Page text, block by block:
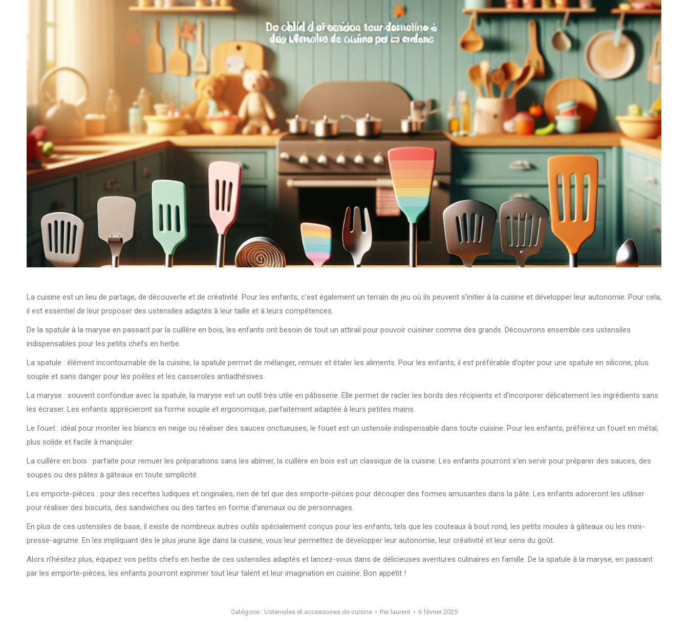
La cuisine est un lieu de partage, de découverte et de créativité. Pour les enfants, c’est également un terrain de jeu où ils peuvent s’initier à la cuisine et développer leur autonomie. Pour cela,
il est essentiel de leur proposer des ustensiles adaptés à leur taille et à leurs compétences.
De la spatule à la maryse en passant par la cuillère en bois, les enfants ont besoin de tout un attirail pour pouvoir cuisiner comme des grands. Découvrons ensemble ces ustensiles
indispensables pour les petits chefs en herbe.
La spatule : élément incontournable de la cuisine, la spatule permet de mélanger, remuer et étaler les aliments. Pour les enfants, il est préférable d’opter pour une spatule en silicone, plus
souple et sans danger pour les poêles et les casseroles antiadhésives.
La maryse : souvent confondue avec la spatule, la maryse est un outil très utile en pâtisserie. Elle permet de racler les bords des récipients et d’incorporer délicatement les ingrédients sans
les écraser. Les enfants apprécieront sa forme souple et ergonomique, parfaitement adaptée à leurs petites mains.
Le fouet : idéal pour monter les blancs en neige ou réaliser des sauces onctueuses, le fouet est un ustensile indispensable dans toute cuisine. Pour les enfants, préférez un fouet en métal,
plus solide et facile à manipuler.
La cuillère en bois : parfaite pour remuer les préparations sans les abîmer, la cuillère en bois est un classique de la cuisine. Les enfants pourront s’en servir pour préparer des sauces, des
soupes ou des pâtes à gâteaux en toute simplicité.
Les emporte-pièces : pour des recettes ludiques et originales, rien de tel que des emporte-pièces pour découper des formes amusantes dans la pâte. Les enfants adoreront les utiliser
pour réaliser des biscuits, des sandwiches ou des tartes en forme d’animaux ou de personnages.
En plus de ces ustensiles de base, il existe de nombreux autres outils spécialement conçus pour les enfants, tels que les couteaux à bout rond, les petits moules à gâteaux ou les mini-
presse-agrume. En les impliquant dès le plus jeune âge dans la cuisine, vous leur permettez de développer leur autonomie, leur créativité et leur sens du goût.
Alors n’hésitez plus, équipez vos petits chefs en herbe de ces ustensiles adaptés et lancez-vous dans de délicieuses aventures culinaires en famille. De la spatule à la maryse, en passant
par les emporte-pièces, les enfants pourront exprimer tout leur talent et leur imagination en cuisine. Bon appétit !
Catégorie : Ustensiles et accessoires de cuisine Par laurent 6 février 2025